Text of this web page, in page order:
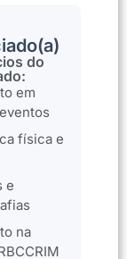
do
em
física e
e
na